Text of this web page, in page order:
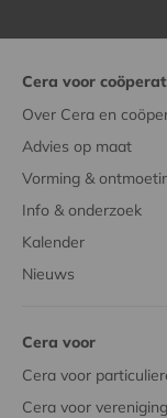
Cera voor
Over Cera en
Advies op maat
Vorming &
Info & onderzoek
Kalender
Nieuws
Cera voor
Cera voor
Cera voor